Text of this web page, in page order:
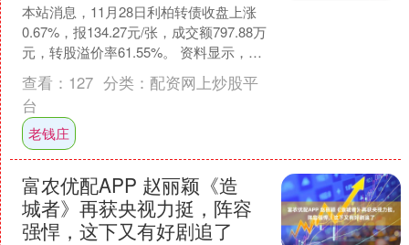
本站消息，11月28日利柏转债收盘上涨
0.67%，报134.27元/张，成交额797.88万
元，转股溢价率61.55%。 资料显示，利
柏转债信用级别为“AA”，....
查看： 127 分类： 配资网上炒股平
台
老钱庄
富农优配APP 赵丽颖《造
城者》再获央视力挺，阵容
强悍，这下又有好剧追了